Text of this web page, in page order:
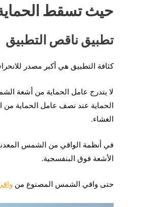
حيث تسقط الحماية
تطبيق ناقص التطبيق
كثافة التطبيق هي أكبر مصدر
الغشاء.
في أنظمة الواقي من الشمس
الأشعة فوق البنفسجية.
حتى واقي الشمس المصنوع من